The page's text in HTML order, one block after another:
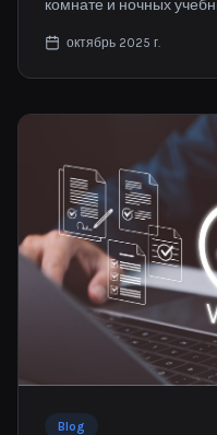
комнате и ночных
онлайн-пространства.
октябрь 2025 г.
Blog